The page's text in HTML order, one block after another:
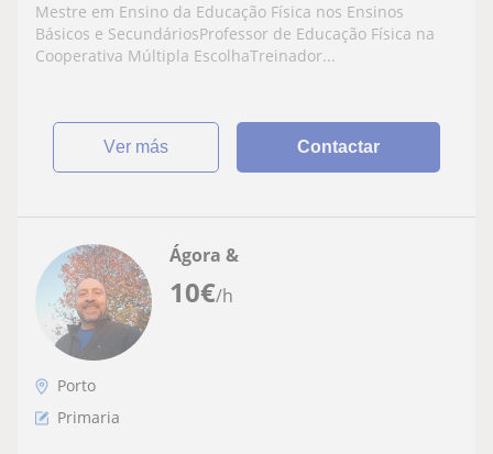
Mestre em Ensino da Educação Física nos Ensinos
Básicos e SecundáriosProfessor de Educação Física na
Cooperativa Múltipla EscolhaTreinador...
ver más Contactar
10€/h
Ágora &
Porto
Primaria